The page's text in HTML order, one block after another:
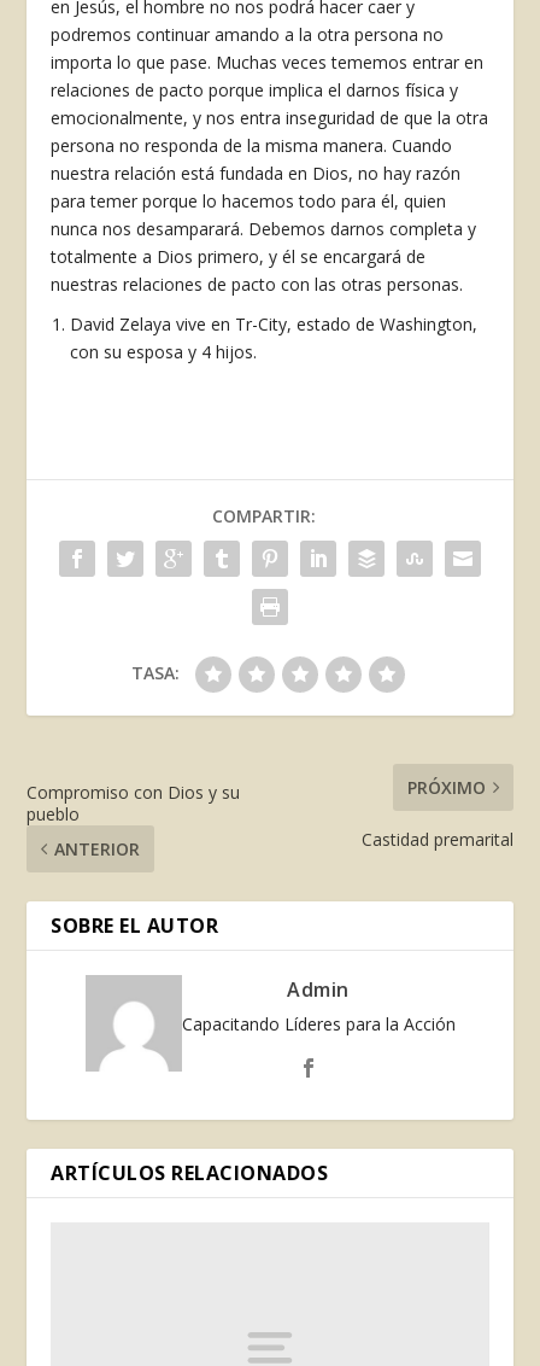
en Jesús, el hombre no nos podrá hacer caer y
podremos continuar amando a la otra persona no
importa lo que pase. Muchas veces tememos entrar en
relaciones de pacto porque implica el darnos física y
emocionalmente, y nos entra inseguridad de que la otra
persona no responda de la misma manera. Cuando
nuestra relación está fundada en Dios, no hay razón
para temer porque lo hacemos todo para él, quien
nunca nos desamparará. Debemos darnos completa y
totalmente a Dios primero, y él se encargará de
nuestras relaciones de pacto con las otras personas.
David Zelaya vive en Tr-City, estado de Washington,
con su esposa y 4 hijos.
COMPARTIR:
TASA:
Compromiso con Dios y su
pueblo
ANTERIOR
PRÓXIMO
Castidad premarital
SOBRE EL AUTOR
Admin
Capacitando Líderes para la Acción
ARTÍCULOS RELACIONADOS